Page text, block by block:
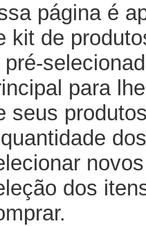
página é
kit de
pré-
para
seus
dos